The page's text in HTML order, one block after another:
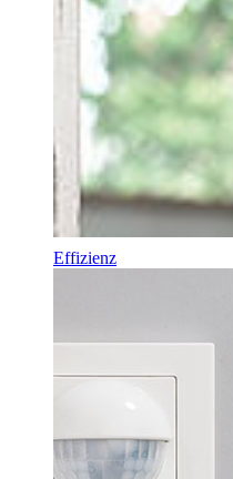
Effizienz